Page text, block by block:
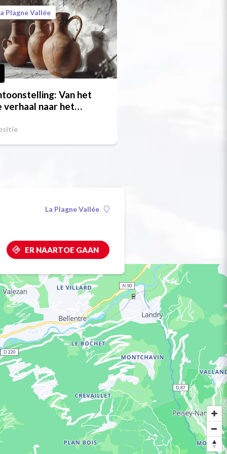
Plagne Vallée
Van het
verhaal naar het
La Plagne Vallée
ER NAARTOE GAAN